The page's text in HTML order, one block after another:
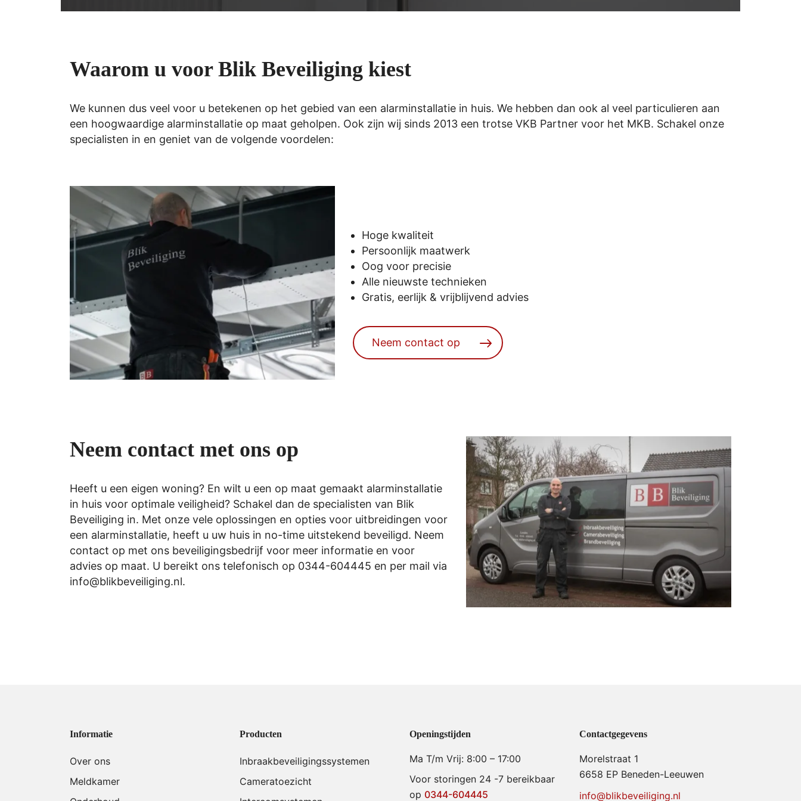
Waarom u voor Blik Beveiliging kiest
We kunnen dus veel voor u betekenen op het gebied van een alarminstallatie in huis. We hebben dan ook al veel particulieren aan
een hoogwaardige alarminstallatie op maat geholpen. Ook zijn wij sinds 2013 een trotse VKB Partner voor het MKB. Schakel onze
specialisten in en geniet van de volgende voordelen:
Hoge kwaliteit
Persoonlijk maatwerk
Oog voor precisie
Alle nieuwste technieken
Gratis, eerlijk & vrijblijvend advies
Neem contact op
Neem contact met ons op
Heeft u een eigen woning? En wilt u een op maat gemaakt alarminstallatie
in huis voor optimale veiligheid? Schakel dan de specialisten van Blik
Beveiliging in. Met onze vele oplossingen en opties voor uitbreidingen voor
een alarminstallatie, heeft u uw huis in no-time uitstekend beveiligd. Neem
contact op met ons beveiligingsbedrijf voor meer informatie en voor
advies op maat. U bereikt ons telefonisch op 0344-604445 en per mail via
info@blikbeveiliging.nl.
Informatie
Over ons
Meldkamer
Producten
Inbraakbeveiligingssystemen
Cameratoezicht
Openingstijden
Ma T/m Vrij: 8:00 – 17:00
Voor storingen 24 -7 bereikbaar
op 0344-604445
Contactgegevens
Morelstraat 1
6658 EP Beneden-Leeuwen
info@blikbeveiliging.nl